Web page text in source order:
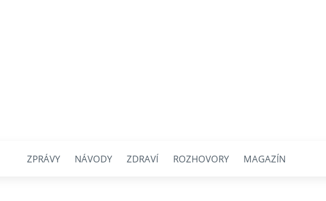
ZPRÁVY NÁVODY ZDRAVÍ ROZHOVORY MAGAZÍN